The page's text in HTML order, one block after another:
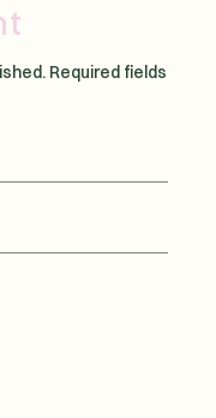
Required fields